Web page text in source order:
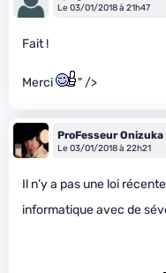
Le 03/01/2018 à 21h47
Fait !
Merci " />
ProFesseur Onizuka
Le 03/01/2018 à 22h21
Il n’y a pas une loi
informatique avec de